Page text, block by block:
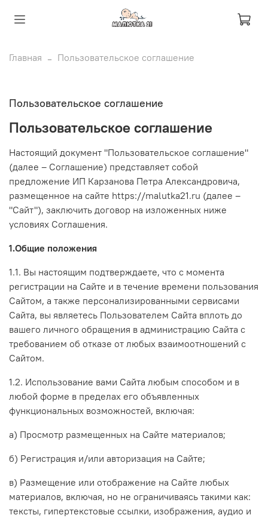
Главная Пользовательское соглашение
Пользовательское соглашение
Пользовательское соглашение
Настоящий документ "Пользовательское соглашение"
(далее – Соглашение) представляет собой
предложение ИП Карзанова Петра Александровича,
размещенное на сайте https://malutka21.ru (далее –
"Сайт"), заключить договор на изложенных ниже
условиях Соглашения.
1.Общие положения
1.1. Вы настоящим подтверждаете, что с момента
регистрации на Сайте и в течение времени пользования
Сайтом, а также персонализированными сервисами
Сайта, вы являетесь Пользователем Сайта вплоть до
вашего личного обращения в администрацию Сайта с
требованием об отказе от любых взаимоотношений с
Сайтом.
1.2. Использование вами Сайта любым способом и в
любой форме в пределах его объявленных
функциональных возможностей, включая:
а) Просмотр размещенных на Сайте материалов;
б) Регистрация и/или авторизация на Сайте;
в) Размещение или отображение на Сайте любых
материалов, включая, но не ограничиваясь такими как:
тексты, гипертекстовые ссылки, изображения, аудио и